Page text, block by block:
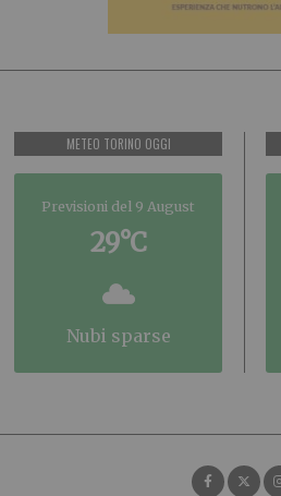
METEO TORINO OGGI
Previsioni del 9 August
29°C
nubi sparse